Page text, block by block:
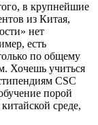
в крупнейшие
из Китая,
нет
есть
по общему
Хочешь учиться
CSC
порой
среде,